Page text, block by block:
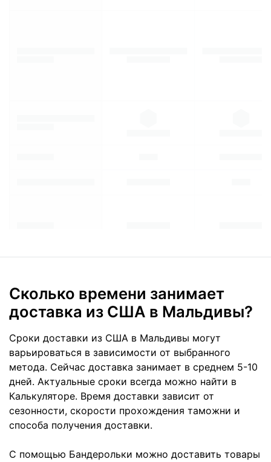
Сколько времени занимает
доставка из США в Мальдивы?
Сроки доставки из США в Мальдивы могут
варьироваться в зависимости от выбранного
метода. Сейчас доставка занимает в среднем 5-10
дней. Актуальные сроки всегда можно найти в
Калькуляторе. Время доставки зависит от
сезонности, скорости прохождения таможни и
способа получения доставки.
С помощью Бандерольки можно доставить товары